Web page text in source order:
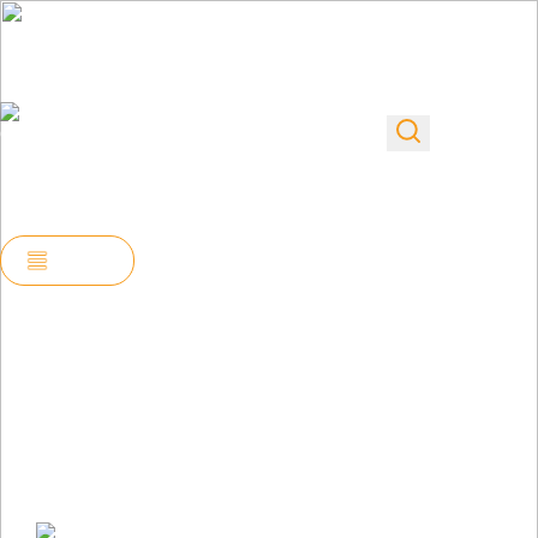
Проектирование дома из бруса